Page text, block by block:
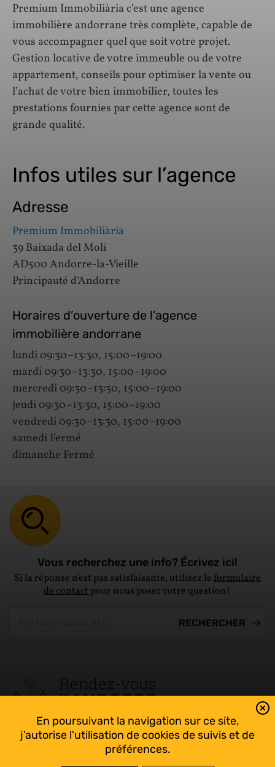
En poursuivant la navigation sur ce site,
j'autorise l'utilisation de cookies de suivis et de
préférences.
Premium Immobiliària c’est une agence
immobilière andorrane très complète, capable de
vous accompagner quel que soit votre projet.
Gestion locative de votre immeuble ou de votre
appartement, conseils pour optimiser la vente ou
l’achat de votre bien immobilier, toutes les
prestations fournies par cette agence sont de
grande qualité.
Infos utiles sur l’agence
Adresse
Premium Immobiliària
39 Baixada del Molí
AD500 Andorre-la-Vieille
Principauté d’Andorre
Horaires d’ouverture de l’agence
immobilière andorrane
lundi 09:30–13:30, 15:00–19:00
mardi 09:30–13:30, 15:00–19:00
mercredi 09:30–13:30, 15:00–19:00
jeudi 09:30–13:30, 15:00–19:00
vendredi 09:30–13:30, 15:00–19:00
samedi Fermé
dimanche Fermé
Vous recherchez une info? Écrivez ici!
Si la réponse n'est pas satisfaisante, utilisez leformulaire
de contactpour nous poser votre question!
Tout suivre sur l’Andorre!
Facebook